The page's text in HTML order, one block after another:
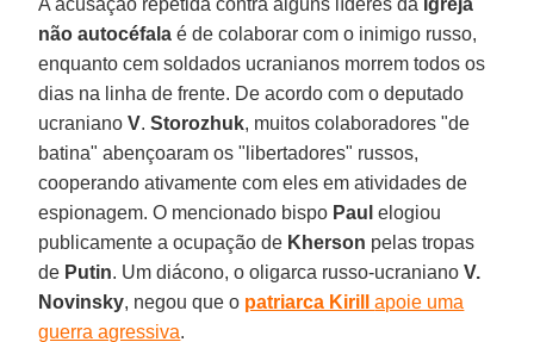
não autocéfala é de colaborar com o inimigo russo,
enquanto cem soldados ucranianos morrem todos os
dias na linha de frente. De acordo com o deputado
ucraniano V. Storozhuk, muitos colaboradores "de
batina" abençoaram os "libertadores" russos,
cooperando ativamente com eles em atividades de
espionagem. O mencionado bispo Paul elogiou
publicamente a ocupação de Kherson pelas tropas
de Putin. Um diácono, o oligarca russo-ucranianoV.
Novinsky, negou que o patriarca Kirillapoie uma
guerra agressiva.